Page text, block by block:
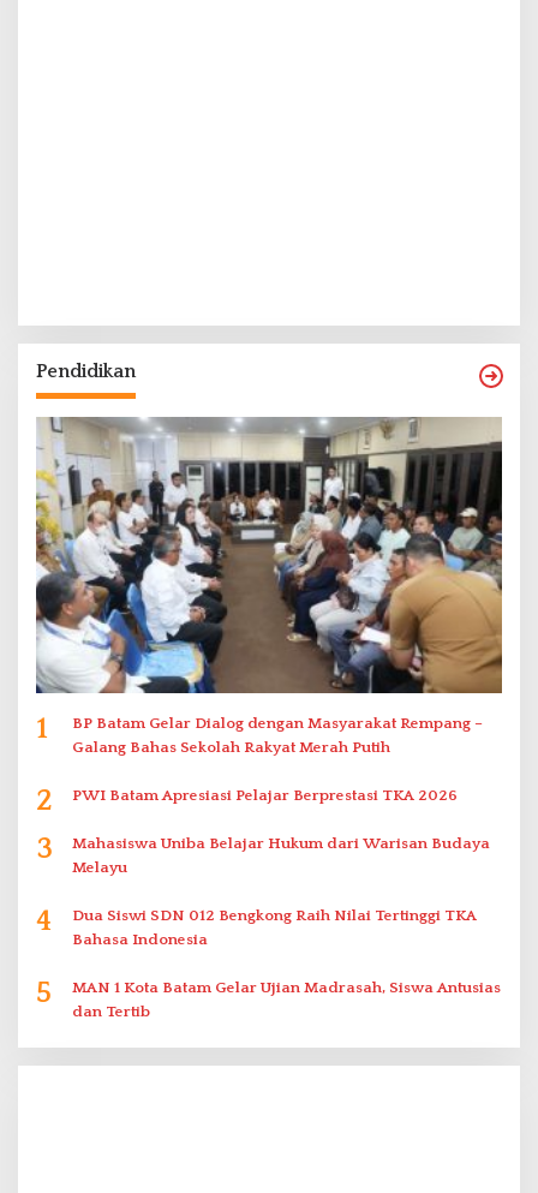
Pendidikan
1
BP Batam Gelar Dialog dengan Masyarakat Rempang –
Galang Bahas Sekolah Rakyat Merah Putih
2 PWI Batam Apresiasi Pelajar Berprestasi TKA 2026
3
Mahasiswa Uniba Belajar Hukum dari Warisan Budaya
Melayu
4
Dua Siswi SDN 012 Bengkong Raih Nilai Tertinggi TKA
Bahasa Indonesia
5
MAN 1 Kota Batam Gelar Ujian Madrasah, Siswa Antusias
dan Tertib